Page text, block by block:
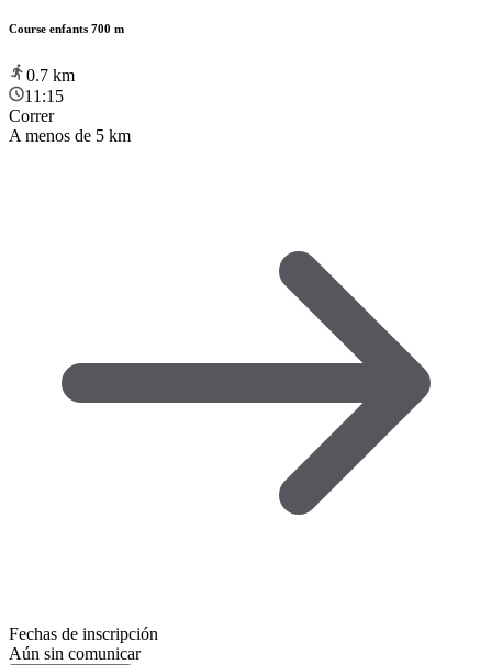
Course enfants 700 m
0.7 km
11:15
Correr
A menos de 5 km
Fechas de inscripción
Aún sin comunicar